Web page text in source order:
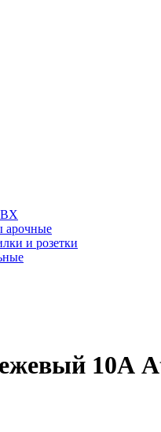
арочные
и розетки
10А